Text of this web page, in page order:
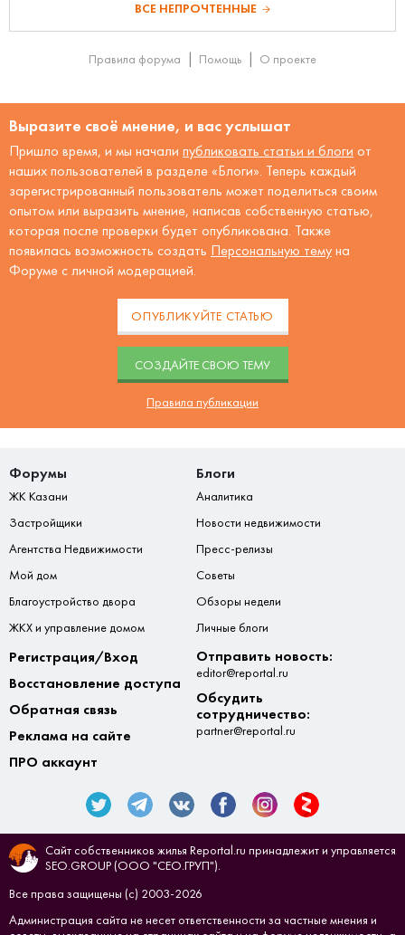
ВСЕ НЕПРОЧТЕННЫЕ
Правила форума Помощь О проекте
Выразите своё мнение, и вас услышат
Пришло время, и мы начали публиковать статьи и блоги от
наших пользователей в разделе «Блоги». Теперь каждый
зарегистрированный пользователь может поделиться своим
опытом или выразить мнение, написав собственную статью,
которая после проверки будет опубликована. Также
появилась возможность создать Персональную тему на
Форуме с личной модерацией.
ОПУБЛИКУЙТЕ СТАТЬЮ
CОЗДАЙТЕ СВОЮ ТЕМУ
Правила публикации
Форумы
ЖК Казани
Застройщики
Агентства Недвижимости
Мой дом
Благоустройство двора
ЖКХ и управление домом
Блоги
Аналитика
Новости недвижимости
Пресс-релизы
Советы
Обзоры недели
Личные блоги
Регистрация/Вход
Восстановление доступа
Обратная связь
Реклама на сайте
ПРО аккаунт
Отправить новость:
editor@reportal.ru
Обсудить
сотрудничество:
partner@reportal.ru
Сайт собственников жилья Reportal.ru принадлежит и управляется
SEO.GROUP (ООО "СЕО.ГРУП").
Все права защищены (с) 2003-2026
Администрация сайта не несет ответственности за частные мнения и